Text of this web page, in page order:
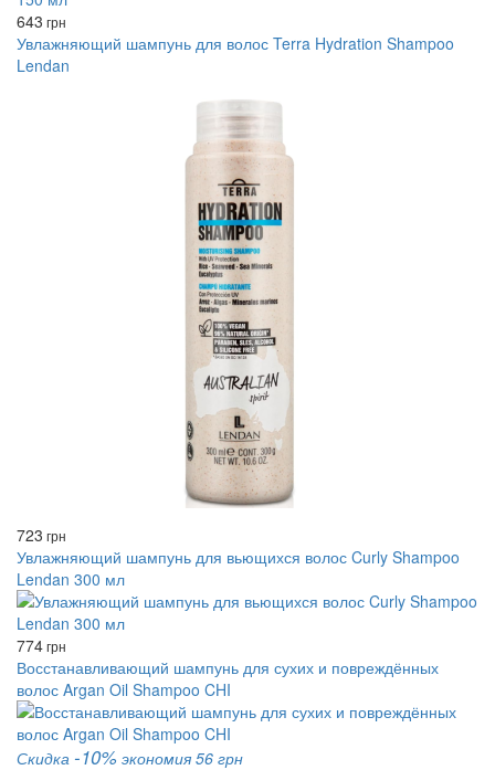
643 грн
Увлажняющий шампунь для волос Terra Hydration Shampoo
Lendan
723 грн
Увлажняющий шампунь для вьющихся волос Curly Shampoo
Lendan 300 мл
774грн
Восстанавливающий шампунь для сухих и повреждённых
волос Argan Oil Shampoo CHI
Скидка -10% экономия 56 грн